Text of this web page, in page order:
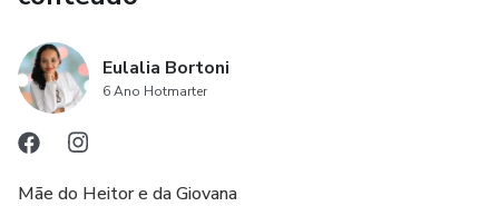
Eulalia Bortoni
6 Ano Hotmarter
Mãe do Heitor e da Giovana